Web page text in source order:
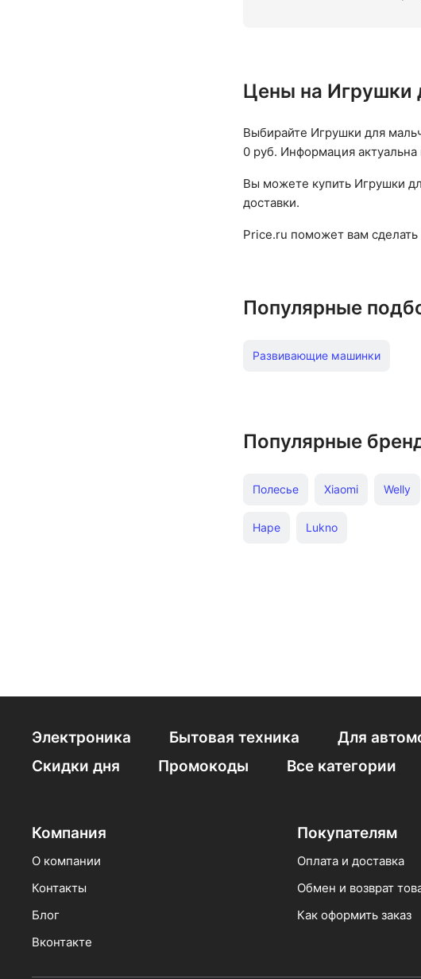
Цены на Игрушки
Выбирайте Игрушки для
0 руб. Информация актуальна
Вы можете купить Игрушки
доставки.
Price.ru поможет вам
Популярные
Развивающие машинки
Популярные
Полесье Xiaomi Welly
Hape Lukno
Электроника Бытовая техника Для
Скидки дня
Промокоды Все категории
Компания
О компании
Контакты
Блог
Вконтакте
Покупателям
Оплата и доставка
Обмен и возврат
Как оформить заказ